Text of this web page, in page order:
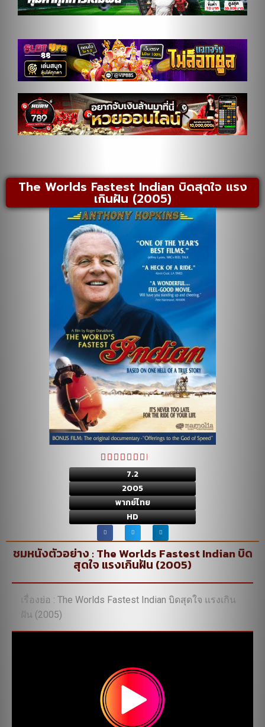
The Worlds Fastest Indian บิดสุดใจ แรง
เกินฝัน (2005)
7.2
2005
พากย์ไทย
HD
ชมหนังตัวอย่าง : The Worlds Fastest Indian บิด
สุดใจ แรงเกินฝัน (2005)
เรื่องย่อ : The Worlds Fastest Indian บิดสุดใจ แรงเกิน
ฝัน (2005)